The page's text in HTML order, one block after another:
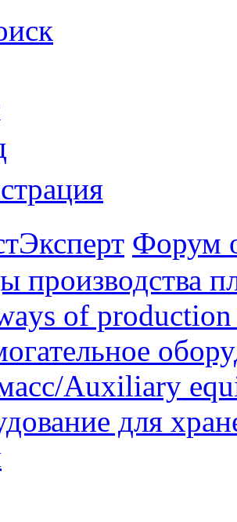
Форум
производства
of
Auxiliary
для